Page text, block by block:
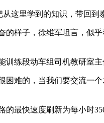
里学到的知识，带回到
子，徐维军坦言，似乎
练段动车组司机教研室主
的，当我们要交流一个
快速度刷新为每小时